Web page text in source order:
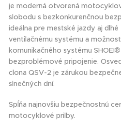
je moderná otvorená
slobodu s bezkonkurenčnou
ideálna pre mestské jazdy aj
ventilačnému systému a
komunikačného systému SHOEI®
bezproblémové pripojenie.
clona QSV-2 je zárukou
slnečných dní.
Spĺňa najnovšiu bezpečnostnú
motocyklové prilby.